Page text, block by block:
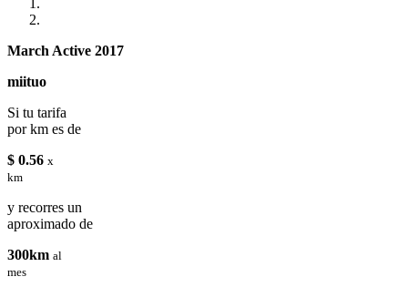
March Active 2017
miituo
Si tu tarifa
por km es de
$ 0.56 x
km
y recorres un
aproximado de
300km al
mes